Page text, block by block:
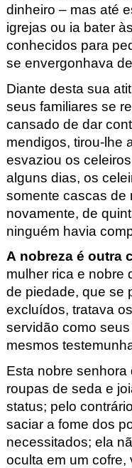
dinheiro – mas até
igrejas ou ia bater
conhecidos para
se envergonhava
Diante desta sua
seus familiares se
cansado de dar
mendigos, tirou-lhe
esvaziou os
alguns dias, os
somente cascas de
novamente, de
ninguém havia
A nobreza é outra
mulher rica e nobre
de piedade, que se
excluídos, tratava
servidão como
mesmos
Esta nobre
roupas de seda e
status; pelo
saciar a fome dos
necessitados; ela
oculta em um